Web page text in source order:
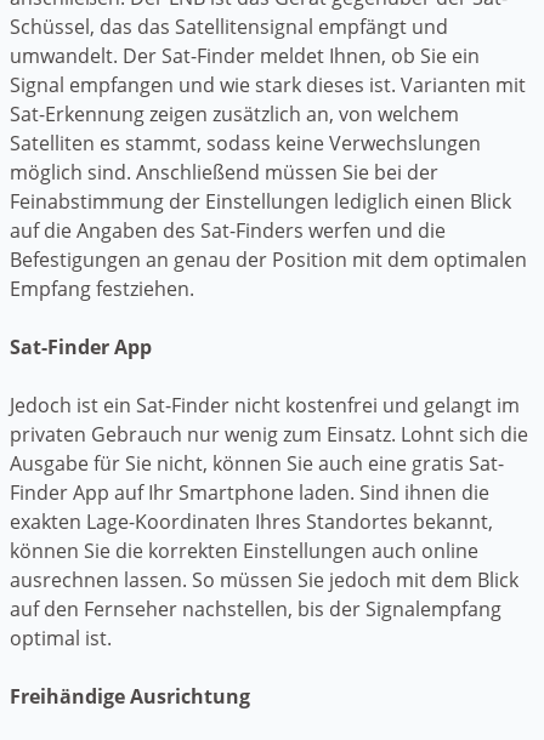
Schüssel, das das Satellitensignal empfängt und
umwandelt. Der Sat-Finder meldet Ihnen, ob Sie ein
Signal empfangen und wie stark dieses ist. Varianten mit
Sat-Erkennung zeigen zusätzlich an, von welchem
Satelliten es stammt, sodass keine Verwechslungen
möglich sind. Anschließend müssen Sie bei der
Feinabstimmung der Einstellungen lediglich einen Blick
auf die Angaben des Sat-Finders werfen und die
Befestigungen an genau der Position mit dem optimalen
Empfang festziehen.
Sat-Finder App
Jedoch ist ein Sat-Finder nicht kostenfrei und gelangt im
privaten Gebrauch nur wenig zum Einsatz. Lohnt sich die
Ausgabe für Sie nicht, können Sie auch eine gratis Sat-
Finder App auf Ihr Smartphone laden. Sind ihnen die
exakten Lage-Koordinaten Ihres Standortes bekannt,
können Sie die korrekten Einstellungen auch online
ausrechnen lassen. So müssen Sie jedoch mit dem Blick
auf den Fernseher nachstellen, bis der Signalempfang
optimal ist.
Freihändige Ausrichtung